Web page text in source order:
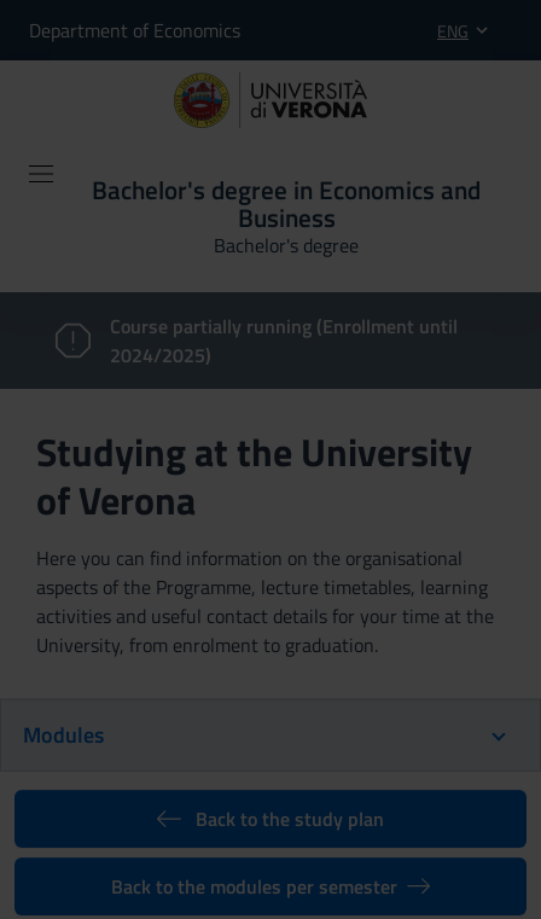
Department of Economics ENG
Bachelor's degree in Economics and
Business
Bachelor's degree
Course partially running (Enrollment until
2024/2025)
Studying at the University
of Verona
Here you can find information on the organisational
aspects of the Programme, lecture timetables, learning
activities and useful contact details for your time at the
University, from enrolment to graduation.
Modules
Back to the study plan
Back to the modules per semester